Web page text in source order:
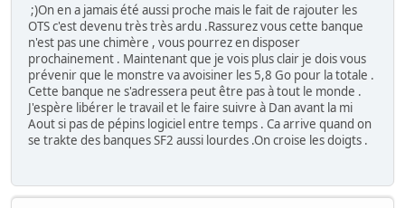
;)On en a jamais été aussi proche mais le fait de rajouter les
OTS c'est devenu très très ardu .Rassurez vous cette banque
n'est pas une chimère , vous pourrez en disposer
prochainement . Maintenant que je vois plus clair je dois vous
prévenir que le monstre va avoisiner les 5,8 Go pour la totale .
Cette banque ne s'adressera peut être pas à tout le monde .
J'espère libérer le travail et le faire suivre à Dan avant la mi
Aout si pas de pépins logiciel entre temps . Ca arrive quand on
se trakte des banques SF2 aussi lourdes .On croise les doigts .